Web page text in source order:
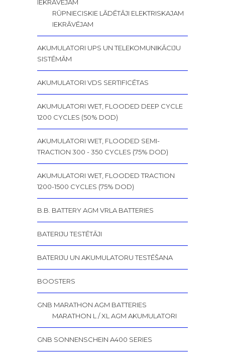
IEKRĀVĒJAM
RŪPNIECISKIE LĀDĒTĀJI ELEKTRISKAJAM
IEKRĀVĒJAM
AKUMULATORI UPS UN TELEKOMUNIKĀCIJU
SISTĒMĀM
AKUMULATORI VDS SERTIFICĒTAS
AKUMULATORI WET, FLOODED DEEP CYCLE
1200 CYCLES (50% DOD)
AKUMULATORI WET, FLOODED SEMI-
TRACTION 300 - 350 CYCLES (75% DOD)
AKUMULATORI WET, FLOODED TRACTION
1200-1500 CYCLES (75% DOD)
B.B. BATTERY AGM VRLA BATTERIES
BATERIJU TESTĒTĀJI
BATERIJU UN AKUMULATORU TESTĒŠANA
BOOSTERS
GNB MARATHON AGM BATTERIES
MARATHON L / XL AGM AKUMULATORI
GNB SONNENSCHEIN A400 SERIES